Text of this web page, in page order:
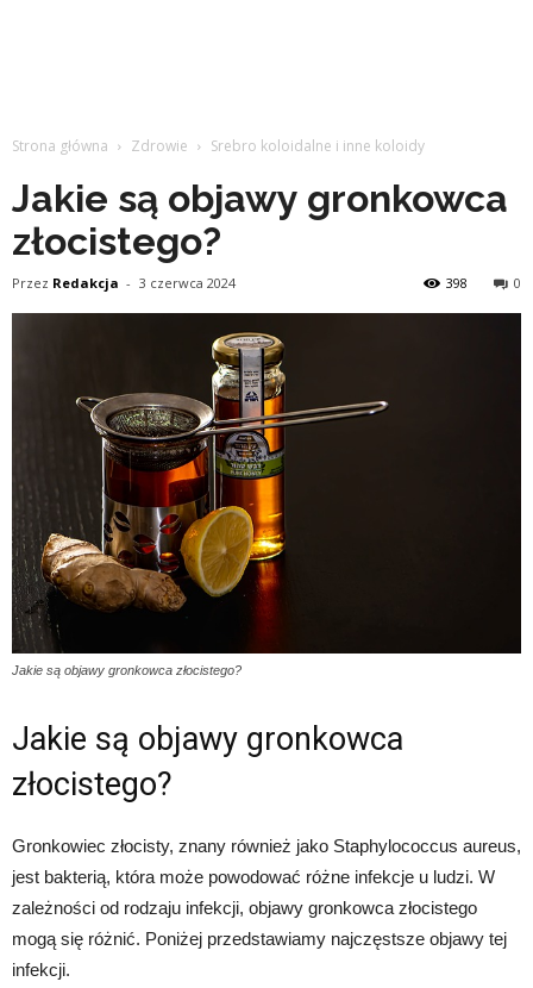
Strona główna Zdrowie Srebro koloidalne i inne koloidy
Jakie są objawy gronkowca
złocistego?
Przez Redakcja - 3 czerwca 2024 0
398
Jakie są objawy gronkowca złocistego?
Jakie są objawy gronkowca
złocistego?
Gronkowiec złocisty, znany również jako Staphylococcus aureus,
jest bakterią, która może powodować różne infekcje u ludzi. W
zależności od rodzaju infekcji, objawy gronkowca złocistego
mogą się różnić. Poniżej przedstawiamy najczęstsze objawy tej
infekcji.